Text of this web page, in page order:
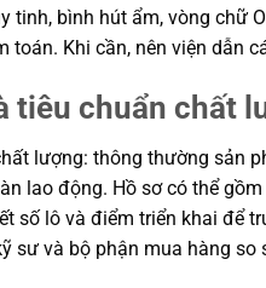
tinh, bình hút ẩm, vòng chữ
toán. Khi cần, nên viện dẫn
tiêu chuẩn chất
lượng: thông thường sản
lao động. Hồ sơ có thể
số lô và điểm triển khai để
sư và bộ phận mua hàng